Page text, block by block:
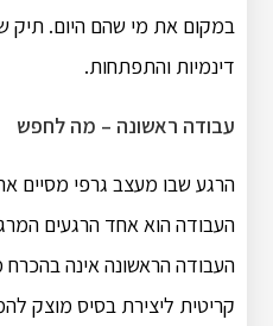
במקום את מי שהם היום. תיק
דינמיות והתפתחות.
עבודה ראשונה – מה לחפש
הרגע שבו מעצב גרפי מסיים
העבודה הוא אחד הרגעים
העבודה הראשונה אינה
קריטית ליצירת בסיס מוצק